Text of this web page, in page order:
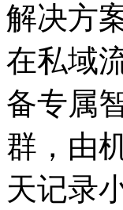
解决方
在私域
备专属
群，
天记录小